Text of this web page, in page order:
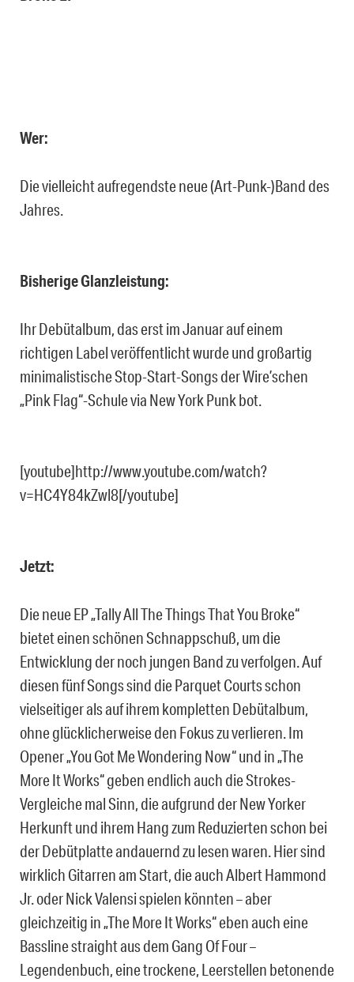
Wer:
Die vielleicht aufregendste neue (Art-Punk-)Band des
Jahres.
Bisherige Glanzleistung:
Ihr Debütalbum, das erst im Januar auf einem
richtigen Label veröffentlicht wurde und großartig
minimalistische Stop-Start-Songs der Wire’schen
„Pink Flag“-Schule via New York Punk bot.
[youtube]http://www.youtube.com/watch?
v=HC4Y84kZwl8[/youtube]
Jetzt:
Die neue EP „Tally All The Things That You Broke“
bietet einen schönen Schnappschuß, um die
Entwicklung der noch jungen Band zu verfolgen. Auf
diesen fünf Songs sind die Parquet Courts schon
vielseitiger als auf ihrem kompletten Debütalbum,
ohne glücklicherweise den Fokus zu verlieren. Im
Opener „You Got Me Wondering Now“ und in „The
More It Works“ geben endlich auch die Strokes-
Vergleiche mal Sinn, die aufgrund der New Yorker
Herkunft und ihrem Hang zum Reduzierten schon bei
der Debütplatte andauernd zu lesen waren. Hier sind
wirklich Gitarren am Start, die auch Albert Hammond
Jr. oder Nick Valensi spielen könnten – aber
gleichzeitig in „The More It Works“ eben auch eine
Bassline straight aus dem Gang Of Four –
Legendenbuch, eine trockene, Leerstellen betonende